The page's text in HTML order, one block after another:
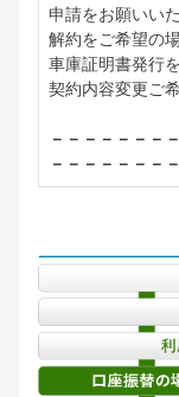
申請をお願いい
解約をご希望の
車庫証明書発行
契約内容変更ご
－－－－－－－
－－－－－－－－